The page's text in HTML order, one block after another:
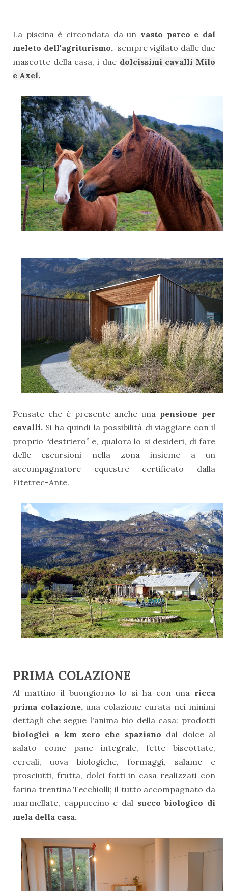
La piscina è circondata da un vasto parco e dal
meleto dell'agriturismo, sempre vigilato dalle due
mascotte della casa, i due dolcissimi cavalli Milo
e Axel.
Pensate che è presente anche una pensione per
cavalli. Si ha quindi la possibilità di viaggiare con il
proprio “destriero” e, qualora lo si desideri, di fare
delle escursioni nella zona insieme a un
accompagnatore equestre certificato dalla
Fitetrec-Ante.
PRIMA COLAZIONE
Al mattino il buongiorno lo si ha con una ricca
prima colazione,una colazione curata nei minimi
dettagli che segue l'anima bio della casa: prodotti
biologici a km zero che spaziano dal dolce al
salato come pane integrale, fette biscottate,
cereali, uova biologiche, formaggi, salame e
prosciutti, frutta, dolci fatti in casa realizzati con
farina trentina Tecchiolli; il tutto accompagnato da
marmellate, cappuccino e dal succo biologico di
mela della casa.